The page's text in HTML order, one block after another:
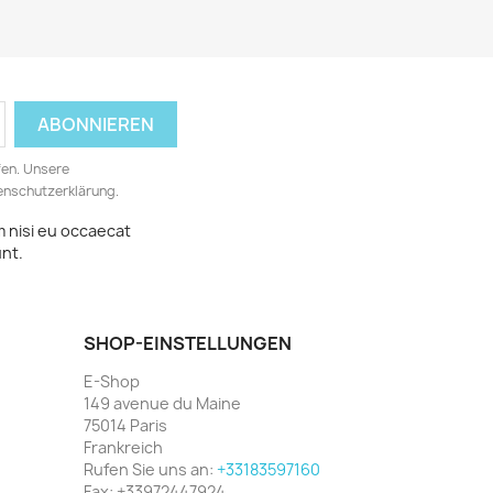
Unsere
nisi eu occaecat
SHOP-EINSTELLUNGEN
E-Shop
149 avenue du Maine
75014 Paris
Frankreich
Rufen Sie uns an: +33183597160